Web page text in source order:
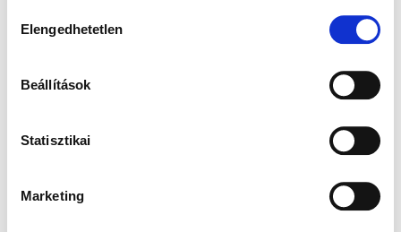
kiválasztása
Elengedhetetlen
Beállítások
Statisztikai
Marketing